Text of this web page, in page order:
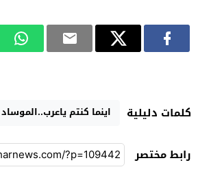
كلمات دليلية اينما كنتم
رابط مختصر